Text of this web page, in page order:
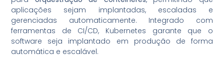
aplicações sejam implantadas, escaladas e
gerenciadas automaticamente. Integrado com
ferramentas de CI/CD, Kubernetes garante que o
software seja implantado em produção de forma
automática e escalável.